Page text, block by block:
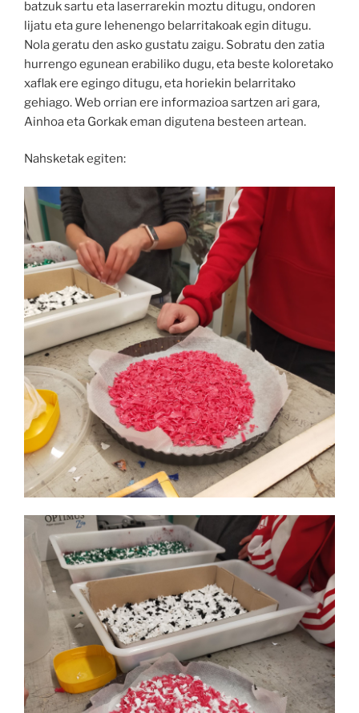
batzuk sartu eta laserrarekin moztu ditugu, ondoren
lijatu eta gure lehenengo belarritakoak egin ditugu.
Nola geratu den asko gustatu zaigu. Sobratu den zatia
hurrengo egunean erabiliko dugu, eta beste koloretako
xaflak ere egingo ditugu, eta horiekin belarritako
gehiago. Web orrian ere informazioa sartzen ari gara,
Ainhoa eta Gorkak eman digutena besteen artean.
Nahsketak egiten: